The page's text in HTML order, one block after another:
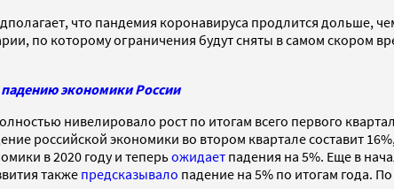
что пандемия коронавируса продлится дольше,
по которому ограничения будут сняты в самом скором
экономики России
нивелировало рост по итогам всего первого
российской экономики во втором квартале составит
в 2020 году и теперьожидает падения на 5%. Еще в
также предсказывало падение на 5% по итогам года.